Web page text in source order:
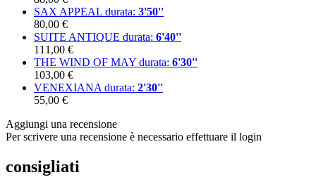
SAX APPEAL durata: 3'50''
80,00 €
SUITE ANTIQUE durata: 6'40''
111,00 €
THE WIND OF MAY durata: 6'30''
103,00 €
VENEXIANA durata: 2'30''
55,00 €
Aggiungi una recensione
Per scrivere una recensione è necessario effettuare il login
consigliati